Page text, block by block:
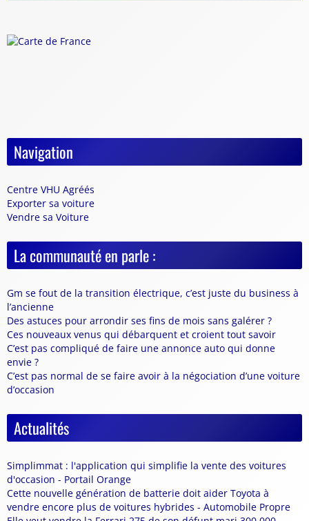
Navigation
Centre VHU Agréés
Exporter sa voiture
Vendre sa Voiture
La communauté en parle :
Gm se fout de la transition électrique, c’est juste du business à
l’ancienne
Des astuces pour arrondir ses fins de mois sans galérer ?
Ces nouveaux venus qui débarquent et croient tout savoir
C’est pas compliqué de faire une annonce auto qui donne
envie ?
C’est pas normal de se faire avoir à la négociation d’une voiture
d’occasion
Actualités
Simplimmat : l'application qui simplifie la vente des voitures
d'occasion - Portail Orange
Cette nouvelle génération de batterie doit aider Toyota à
vendre encore plus de voitures hybrides - Automobile Propre